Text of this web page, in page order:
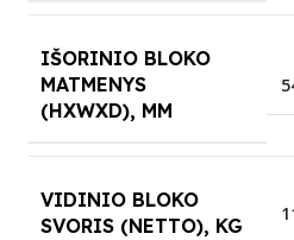
IŠORINIO BLOKO
MATMENYS
(HXWXD), MM
VIDINIO BLOKO
SVORIS (NETTO), KG